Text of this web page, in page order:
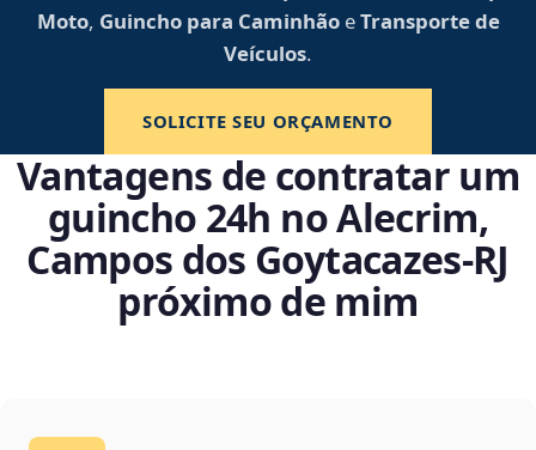
Moto, Guincho para CaminhãoeTransporte de
Veículos.
SOLICITE SEU ORÇAMENTO
Vantagens de contratar um
guincho 24h no Alecrim,
Campos dos Goytacazes‑RJ
próximo de mim